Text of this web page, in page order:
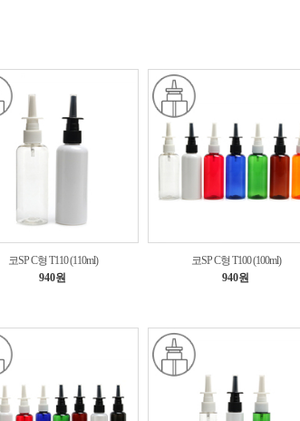
코SP C형 T110 (110ml)
940원
코SP C형 T100 (100ml)
940원